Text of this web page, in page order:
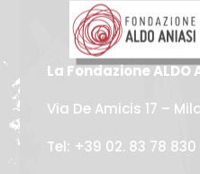
La Fondazione ALDO
Via De Amicis 17 –
Tel: +39 02. 83 78 830